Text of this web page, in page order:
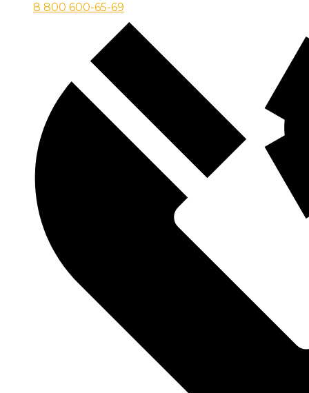
8 800 600-65-69